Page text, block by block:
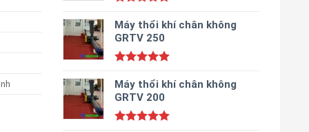
hạng5.00
5 sao
Máy thổi khí chân không
GRTV 250
hạng5.00
5 sao
Máy thổi khí chân không
GRTV 200